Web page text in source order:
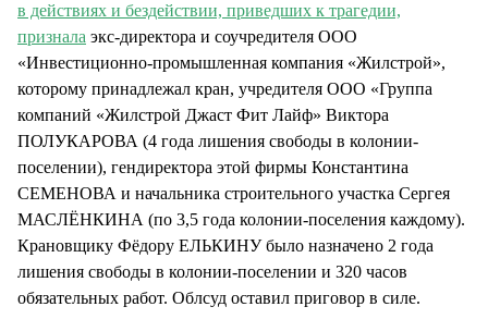
в действиях и бездействии, приведших к трагедии,
признала экс-директора и соучредителя ООО
«Инвестиционно-промышленная компания «Жилстрой»,
которому принадлежал кран, учредителя ООО «Группа
компаний «Жилстрой Джаст Фит Лайф» Виктора
ПОЛУКАРОВА (4 года лишения свободы в колонии-
поселении), гендиректора этой фирмы Константина
СЕМЕНОВА и начальника строительного участка Сергея
МАСЛЁНКИНА (по 3,5 года колонии-поселения каждому).
Крановщику Фёдору ЕЛЬКИНУ было назначено 2 года
лишения свободы в колонии-поселении и 320 часов
обязательных работ. Облсуд оставил приговор в силе.